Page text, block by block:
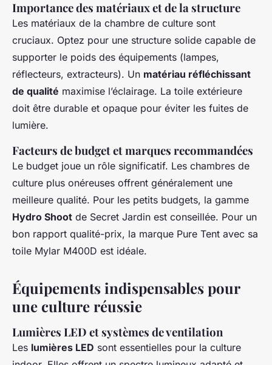
Importance des matériaux et de la structure
Les matériaux de la chambre de culture sont
cruciaux. Optez pour une structure solide capable de
supporter le poids des équipements (lampes,
réflecteurs, extracteurs). Un matériau réfléchissant
de qualité maximise l’éclairage. La toile extérieure
doit être durable et opaque pour éviter les fuites de
lumière.
Facteurs de budget et marques recommandées
Le budget joue un rôle significatif. Les chambres de
culture plus onéreuses offrent généralement une
meilleure qualité. Pour les petits budgets, la gamme
Hydro Shoot de Secret Jardin est conseillée. Pour un
bon rapport qualité-prix, la marque Pure Tent avec sa
toile Mylar M400D est idéale.
Équipements indispensables pour
une culture réussie
Lumières LED et systèmes de ventilation
Les lumières LED sont essentielles pour la culture